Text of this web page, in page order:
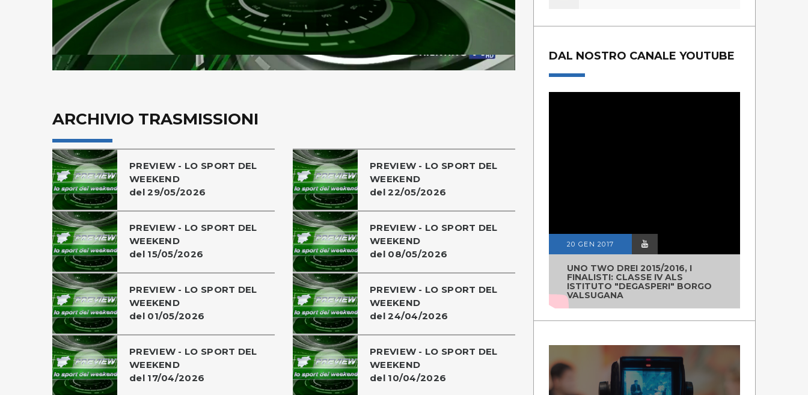
ARCHIVIO TRASMISSIONI
PREVIEW - LO SPORT DEL
WEEKEND
del 29/05/2026
PREVIEW - LO SPORT DEL
WEEKEND
del 22/05/2026
PREVIEW - LO SPORT DEL
WEEKEND
del 15/05/2026
PREVIEW - LO SPORT DEL
WEEKEND
del 08/05/2026
PREVIEW - LO SPORT DEL
WEEKEND
del 01/05/2026
PREVIEW - LO SPORT DEL
WEEKEND
del 24/04/2026
PREVIEW - LO SPORT DEL
WEEKEND
del 17/04/2026
PREVIEW - LO SPORT DEL
WEEKEND
del 10/04/2026
DAL NOSTRO CANALE YOUTUBE
20 GEN 2017
UNO TWO DREI 2015/2016, I
FINALISTI: CLASSE IV ALS
ISTITUTO "DEGASPERI" BORGO
VALSUGANA